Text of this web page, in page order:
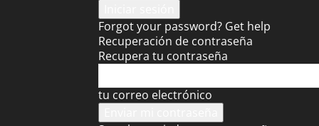
Forgot your password? Get help
Recuperación de contraseña
Recupera tu contraseña
tu correo electrónico